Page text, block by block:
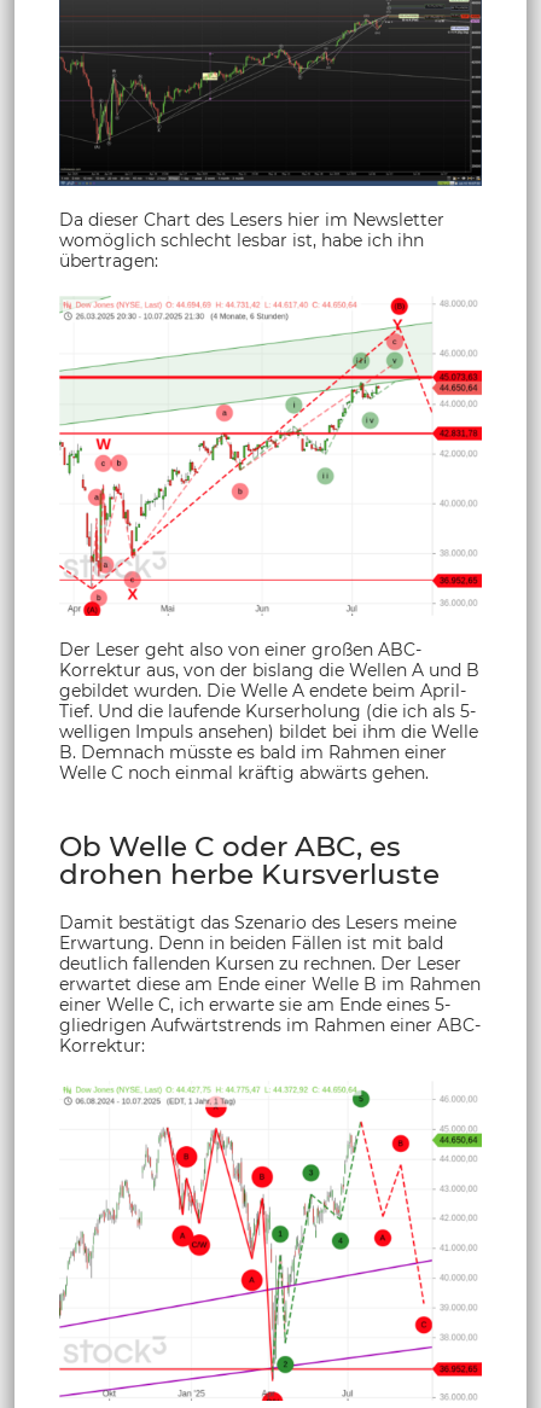
Da dieser Chart des Lesers hier im Newsletter
womöglich schlecht lesbar ist, habe ich ihn
übertragen:
Der Leser geht also von einer großen ABC-
Korrektur aus, von der bislang die Wellen A und B
gebildet wurden. Die Welle A endete beim April-
Tief. Und die laufende Kurserholung (die ich als 5-
welligen Impuls ansehen) bildet bei ihm die Welle
B. Demnach müsste es bald im Rahmen einer
Welle C noch einmal kräftig abwärts gehen.
Ob Welle C oder ABC, es
drohen herbe Kursverluste
Damit bestätigt das Szenario des Lesers meine
Erwartung. Denn in beiden Fällen ist mit bald
deutlich fallenden Kursen zu rechnen. Der Leser
erwartet diese am Ende einer Welle B im Rahmen
einer Welle C, ich erwarte sie am Ende eines 5-
gliedrigen Aufwärtstrends im Rahmen einer ABC-
Korrektur: